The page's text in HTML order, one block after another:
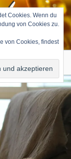
Cookies. Wenn du
von Cookies zu.
von Cookies, findest